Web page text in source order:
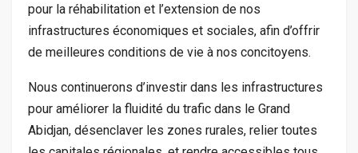
pour la réhabilitation et l’extension de nos
infrastructures économiques et sociales, afin d’offrir
de meilleures conditions de vie à nos concitoyens.
Nous continuerons d’investir dans les infrastructures
pour améliorer la fluidité du trafic dans le Grand
Abidjan, désenclaver les zones rurales, relier toutes